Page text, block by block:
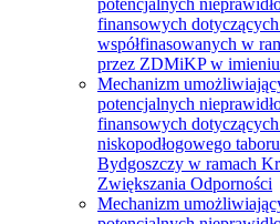
finansowych
współfinasowanych w
przez ZDMiKP w
Mechanizm
potencjalnych
finansowych
niskopodłogowego
Bydgoszczy w ramach
Zwiększania Odporności
Mechanizm